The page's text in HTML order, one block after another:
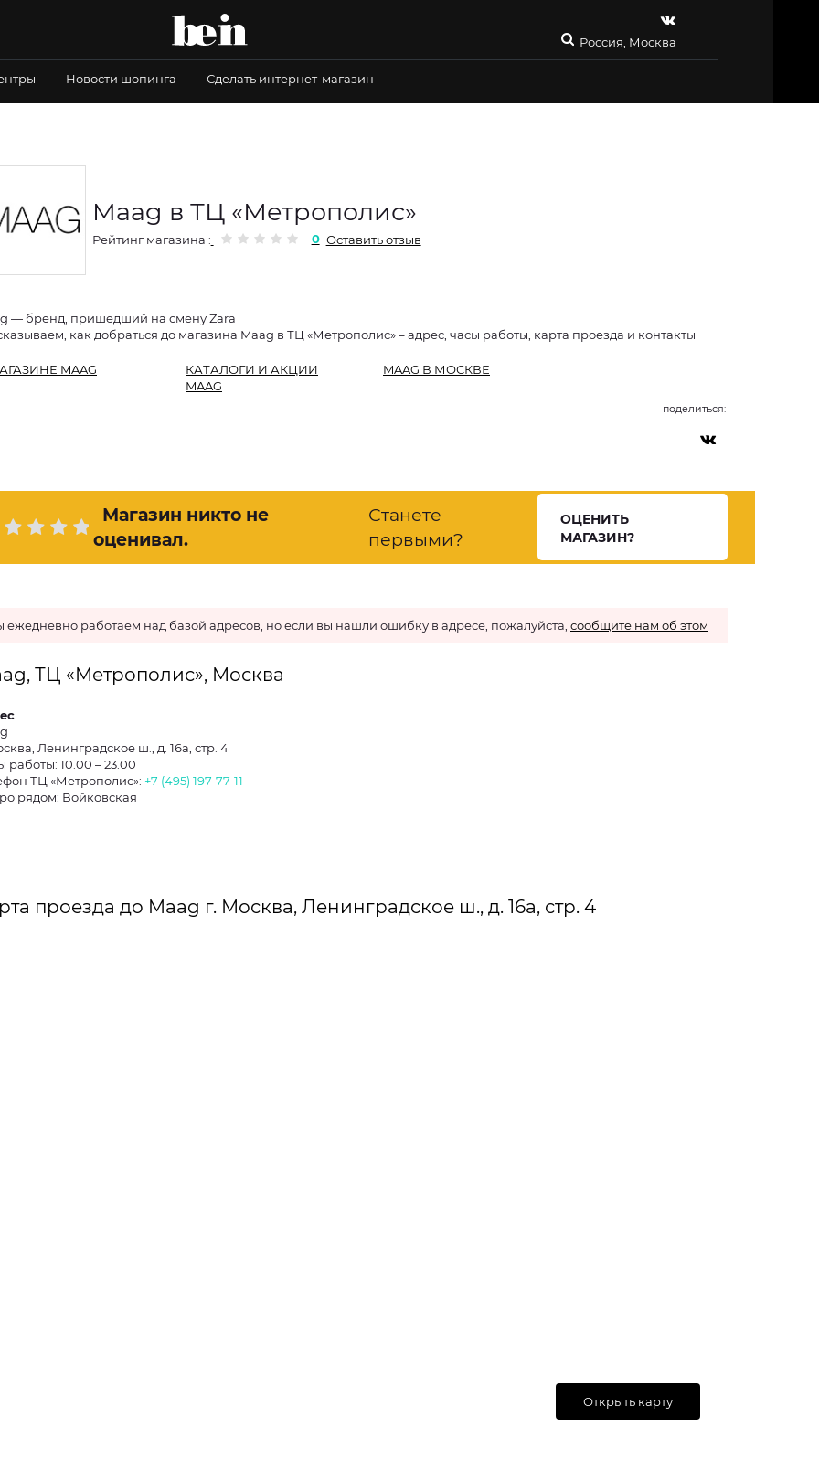
Россия, Москва
Новости шопинга Сделать интернет-магазин
Maag в ТЦ «Метрополис»
Рейтинг магазина : 0 Оставить отзыв
— бренд, пришедший на смену Zara
как добраться до магазина Maag в ТЦ «Метрополис» – адрес, часы работы, карта проезда и контакты
MAAG
КАТАЛОГИ И АКЦИИ
MAAG
MAAG В МОСКВЕ
поделиться:
Магазин никто не
оценивал.
Станете
первыми?
ОЦЕНИТЬ
МАГАЗИН?
работаем над базой адресов, но если вы нашли ошибку в адресе, пожалуйста, сообщите нам об этом
ТЦ «Метрополис», Москва
Ленинградское ш., д. 16а, стр. 4
работы: 10.00 – 23.00
ТЦ «Метрополис»: +7 (495) 197-77-11
рядом: Войковская
проезда до Maag г. Москва, Ленинградское ш., д. 16а, стр. 4
Открыть карту